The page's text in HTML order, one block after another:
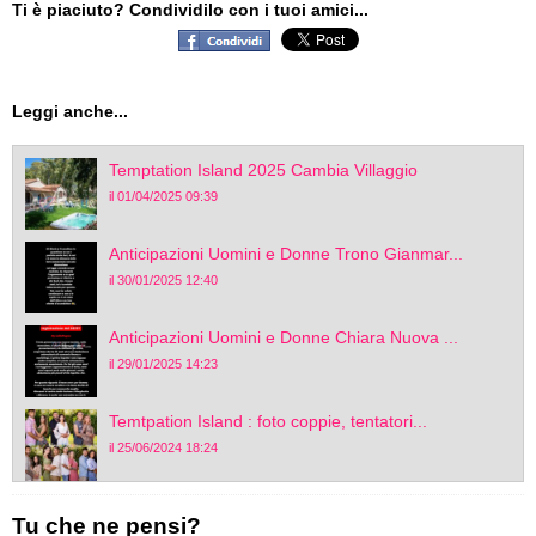
Ti è piaciuto? Condividilo con i tuoi amici...
Leggi anche...
Temptation Island 2025 Cambia Villaggio
il 01/04/2025 09:39
Anticipazioni Uomini e Donne Trono Gianmar...
il 30/01/2025 12:40
Anticipazioni Uomini e Donne Chiara Nuova ...
il 29/01/2025 14:23
Temtpation Island : foto coppie, tentatori...
il 25/06/2024 18:24
Tu che ne pensi?